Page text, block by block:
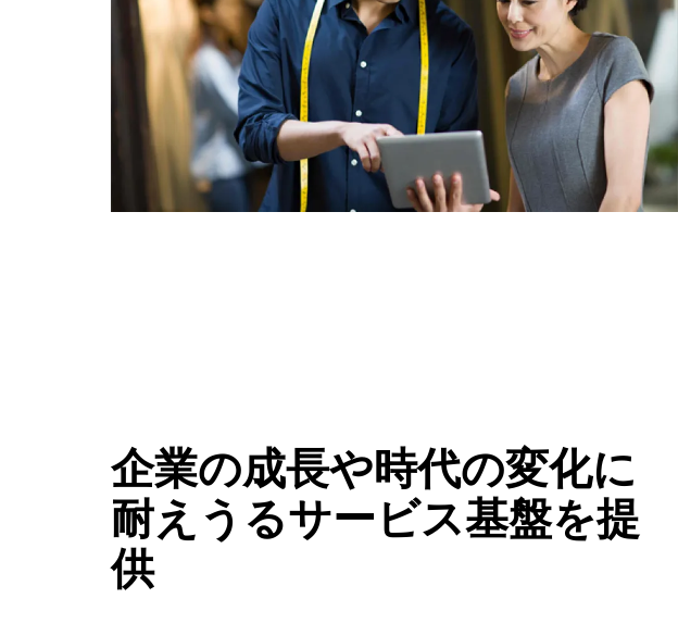
企業の成長や時代の変化に
耐えうるサービス基盤を提
供